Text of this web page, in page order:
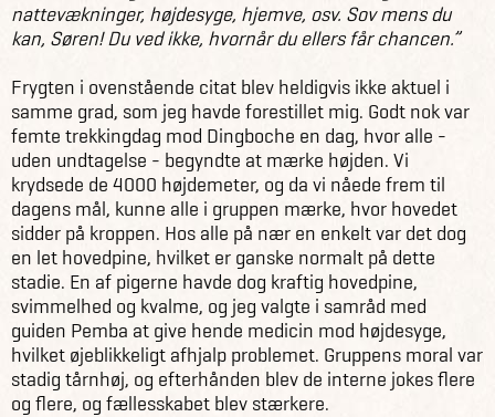
nattevækninger, højdesyge, hjemve, osv. Sov mens du
kan, Søren! Du ved ikke, hvornår du ellers får chancen.”
Frygten i ovenstående citat blev heldigvis ikke aktuel i
samme grad, som jeg havde forestillet mig. Godt nok var
femte trekkingdag mod Dingboche en dag, hvor alle -
uden undtagelse - begyndte at mærke højden. Vi
krydsede de 4000 højdemeter, og da vi nåede frem til
dagens mål, kunne alle i gruppen mærke, hvor hovedet
sidder på kroppen. Hos alle på nær en enkelt var det dog
en let hovedpine, hvilket er ganske normalt på dette
stadie. En af pigerne havde dog kraftig hovedpine,
svimmelhed og kvalme, og jeg valgte i samråd med
guiden Pemba at give hende medicin mod højdesyge,
hvilket øjeblikkeligt afhjalp problemet. Gruppens moral var
stadig tårnhøj, og efterhånden blev de interne jokes flere
og flere, og fællesskabet blev stærkere.